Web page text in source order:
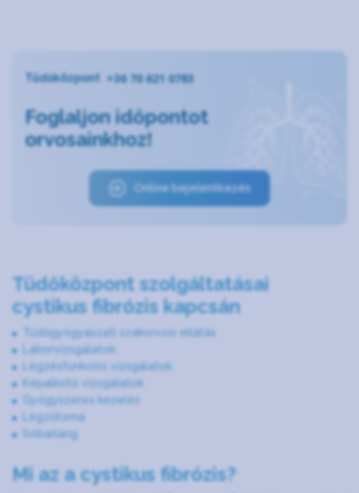
Tüdőközpont +36 70 621 0783
Foglaljon időpontot
orvosainkhoz!
Online bejelentkezés
Tüdőközpont szolgáltatásai
cystikus fibrózis kapcsán
Tüdőgyógyászati szakorvosi ellátás
Laborvizsgálatok
Légzésfunkciós vizsgálatok
Képalkotó vizsgálatok
Gyógyszeres kezelés
Légzőtorna
Sóbarlang
Mi az a cystikus fibrózis?